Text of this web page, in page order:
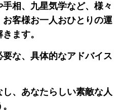
相、九星気学など、様々
客様お一人おひとりの運
ます。
な、具体的なアドバイス
、あなたらしい素敵な人